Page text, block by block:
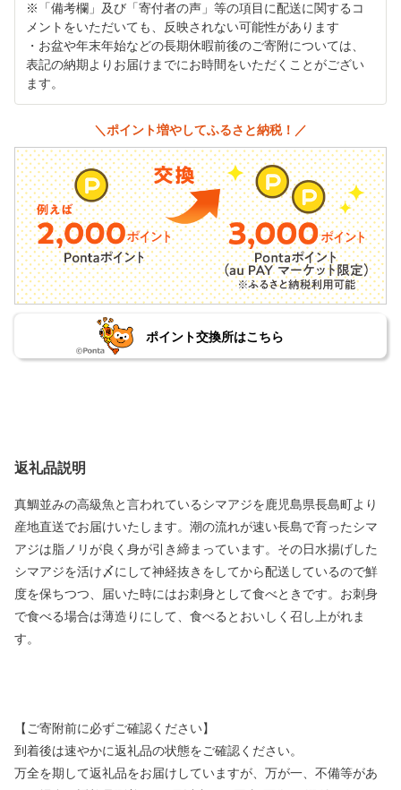
※「備考欄」及び「寄付者の声」等の項目に配送に関するコ
メントをいただいても、反映されない可能性があります
・お盆や年末年始などの長期休暇前後のご寄附については、
表記の納期よりお届けまでにお時間をいただくことがござい
ます。
＼ポイント増やしてふるさと納税！／
ポイント交換所はこちら
返礼品説明
真鯛並みの高級魚と言われているシマアジを鹿児島県長島町より
産地直送でお届けいたします。潮の流れが速い長島で育ったシマ
アジは脂ノリが良く身が引き締まっています。その日水揚げした
シマアジを活け〆にして神経抜きをしてから配送しているので鮮
度を保ちつつ、届いた時にはお刺身として食べときです。お刺身
で食べる場合は薄造りにして、食べるとおいしく召し上がれま
す。
【ご寄附前に必ずご確認ください】
到着後は速やかに返礼品の状態をご確認ください。
万全を期して返礼品をお届けしていますが、万が一、不備等があ